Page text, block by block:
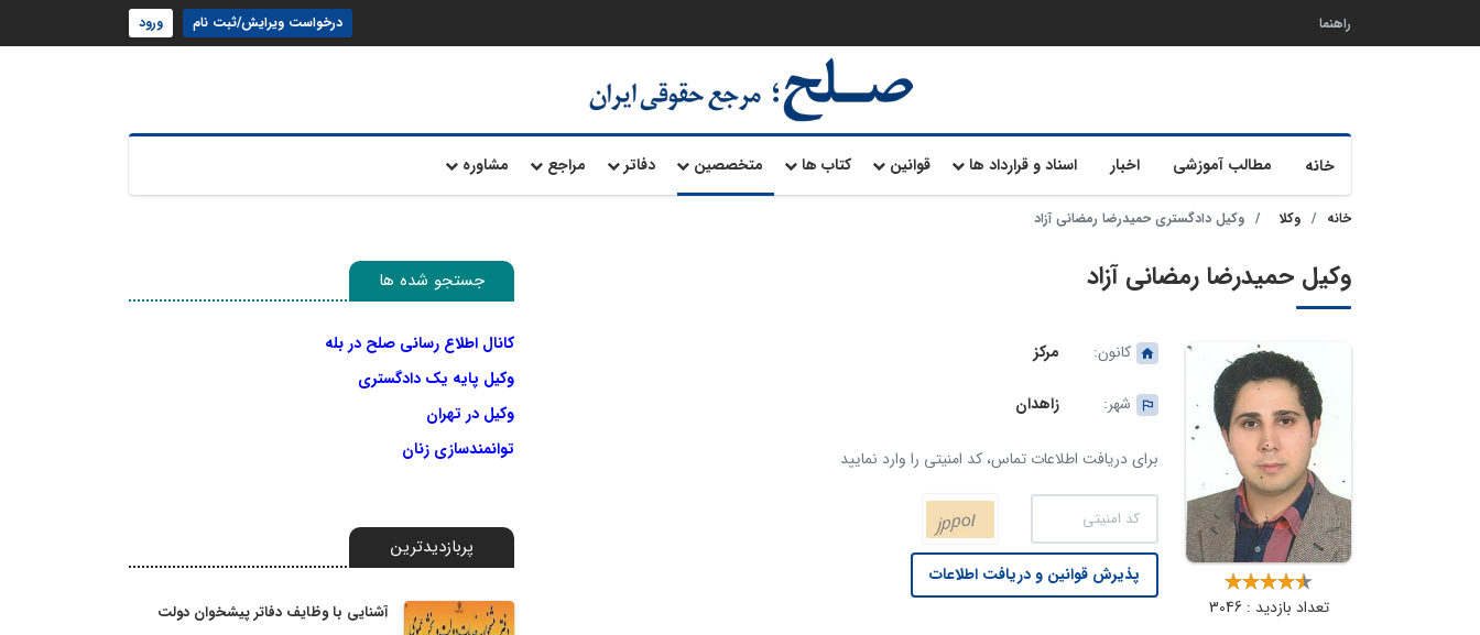
راهنما درخواست ویرایش/ثبت نام ورود
خانه مطالب آموزشی اخبار اسناد و قرارداد ها قوانین کتاب ها متخصصین دفاتر مراجع مشاوره
خانه وکلا وکیل دادگستری حمیدرضا رمضانی آزاد
وکیل حمیدرضا رمضانی آزاد
تعداد بازدید : 3046
کانون: مرکز
شهر: زاهدان
برای دریافت اطلاعات تماس، کد امنیتی را وارد نمایید
پذیرش قوانین و دریافت اطلاعات
جستجو شده ها
کانال اطلاع رسانی صلح در بله
وکیل پایه یک دادگستری
وکیل در تهران
توانمندسازی زنان
پربازدیدترین
آشنایی با وظایف دفاتر پیشخوان دولت